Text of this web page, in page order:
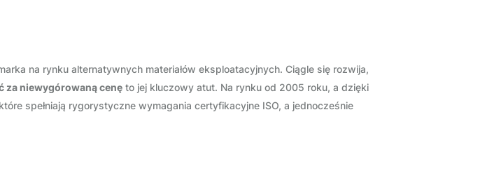
na rynku alternatywnych materiałów eksploatacyjnych. Ciągle się rozwija,
za niewygórowaną cenę to jej kluczowy atut. Na rynku od 2005 roku, a dzięki
spełniają rygorystyczne wymagania certyfikacyjne ISO, a jednocześnie